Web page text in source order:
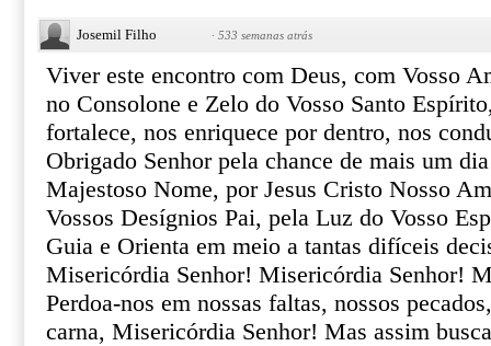
Josemil Filho · 533 semanas atrás
Viver este encontro com Deus, com Vosso
no Consolone e Zelo do Vosso Santo
fortalece, nos enriquece por dentro, nos
Obrigado Senhor pela chance de mais um
Majestoso Nome, por Jesus Cristo Nosso
Vossos Desígnios Pai, pela Luz do Vosso
Guia e Orienta em meio a tantas difíceis
Misericórdia Senhor! Misericórdia Senhor!
Perdoa-nos em nossas faltas, nossos
carna, Misericórdia Senhor! Mas assim